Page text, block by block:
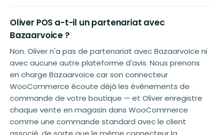
Oliver POS a-t-il un partenariat avec
Bazaarvoice ?
Non. Oliver n'a pas de partenariat avec Bazaarvoice ni
avec aucune autre plateforme d'avis. Nous prenons
en charge Bazaarvoice car son connecteur
WooCommerce écoute déjà les événements de
commande de votre boutique — et Oliver enregistre
chaque vente en magasin dans WooCommerce
comme une commande standard avec le client